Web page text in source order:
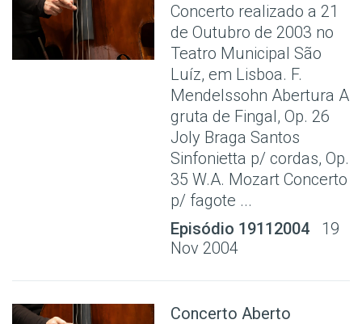
Concerto realizado a 21
de Outubro de 2003 no
Teatro Municipal São
Luíz, em Lisboa. F.
Mendelssohn Abertura A
gruta de Fingal, Op. 26
Joly Braga Santos
Sinfonietta p/ cordas, Op.
35 W.A. Mozart Concerto
p/ fagote ...
Episódio 19112004
19
Nov 2004
Concerto Aberto